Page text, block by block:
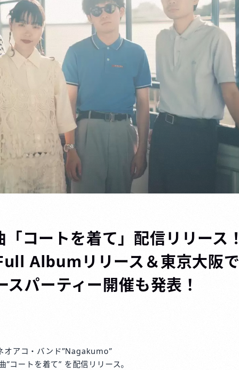
コートを着て」配信リリース！
Albumリリース＆東京大阪で
パーティー開催も発表！
オアコ・バンド”Nagakumo”
コートを着て” を配信リリース。